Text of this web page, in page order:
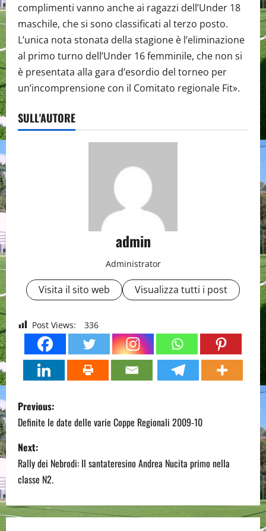
complimenti vanno anche ai ragazzi dell’Under 18
maschile, che si sono classificati al terzo posto.
L’unica nota stonata della stagione è l’eliminazione
al primo turno dell’Under 16 femminile, che non si
è presentata alla gara d’esordio del torneo per
un’incomprensione con il Comitato regionale Fit».
SULL'AUTORE
admin
Administrator
Visita il sito web Visualizza tutti i post
Post Views: 336
P
o
s
t
n
Previous:
Definite le date delle varie Coppe Regionali 2009-10
Next:
Rally dei Nebrodi: Il santateresino Andrea Nucita primo nella
classe N2.